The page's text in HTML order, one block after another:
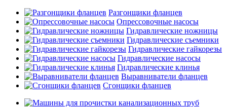
Разгонщики фланцев
Опрессовочные насосы
Гидравлические ножницы
Гидравлические съемники
Гидравлические гайкорезы
Гидравлические насосы
Гидравлические клинья
Выравниватели фланцев
Сгонщики фланцев